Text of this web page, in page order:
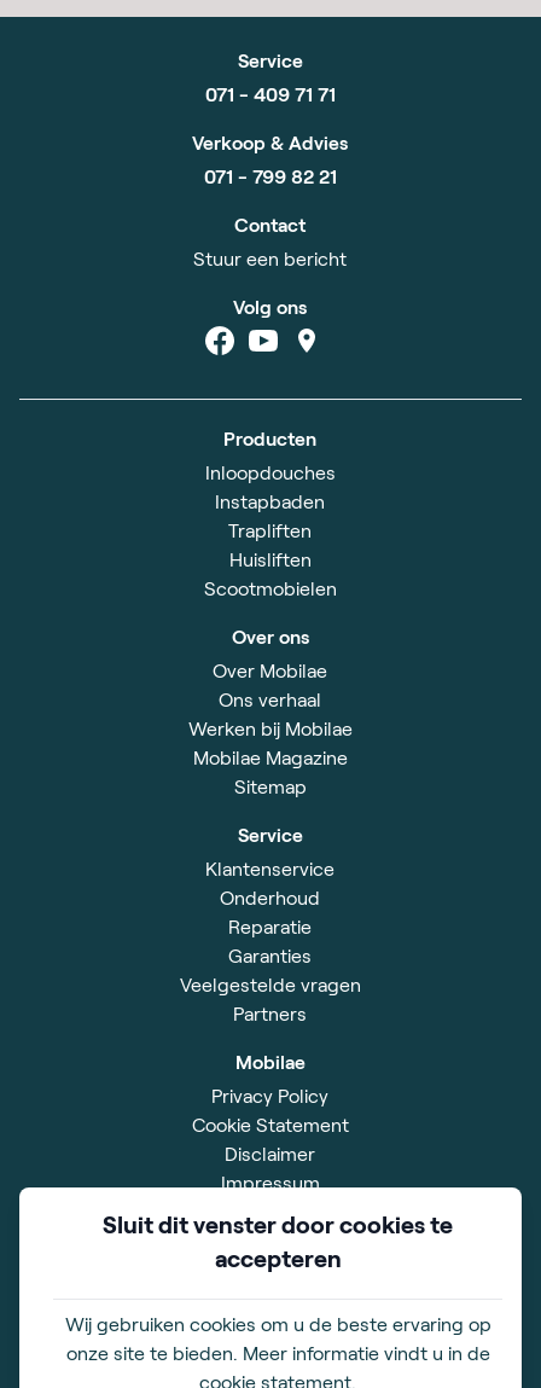
Service
071 - 409 71 71
Verkoop & Advies
071 - 799 82 21
Contact
Stuur een bericht
Volg ons
Producten
Inloopdouches
Instapbaden
Trapliften
Huisliften
Scootmobielen
Over ons
Over Mobilae
Ons verhaal
Werken bij Mobilae
Mobilae Magazine
Sitemap
Service
Klantenservice
Onderhoud
Reparatie
Garanties
Veelgestelde vragen
Partners
Mobilae
Privacy Policy
Cookie Statement
Disclaimer
Impressum
Showroom
2353 GA Leiderdorp
Sluit dit venster door cookies te
accepteren
Wij gebruiken cookies om u de beste ervaring op
onze site te bieden. Meer informatie vindt u in de
cookie statement.